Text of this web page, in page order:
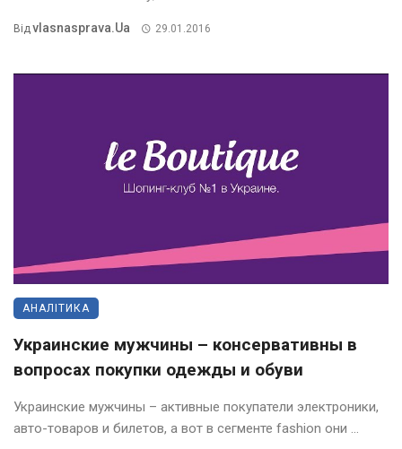
Від Vlasnasprava.ua 29.01.2016
АНАЛІТИКА
Украинские мужчины – консервативны в
вопросах покупки одежды и обуви
Украинские мужчины – активные покупатели электроники,
авто-товаров и билетов, а вот в сегменте fashion они ...